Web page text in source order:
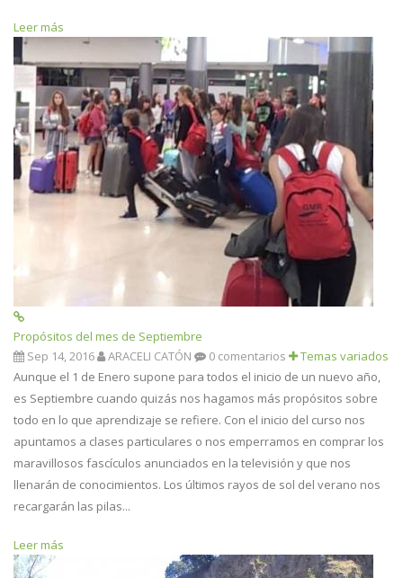
Leer más
Propósitos del mes de Septiembre
Sep 14, 2016
ARACELI CATÓN 0 comentarios
Temas variados
Aunque el 1 de Enero supone para todos el inicio de un nuevo año,
es Septiembre cuando quizás nos hagamos más propósitos sobre
todo en lo que aprendizaje se refiere. Con el inicio del curso nos
apuntamos a clases particulares o nos emperramos en comprar los
maravillosos fascículos anunciados en la televisión y que nos
llenarán de conocimientos. Los últimos rayos de sol del verano nos
recargarán las pilas...
Leer más